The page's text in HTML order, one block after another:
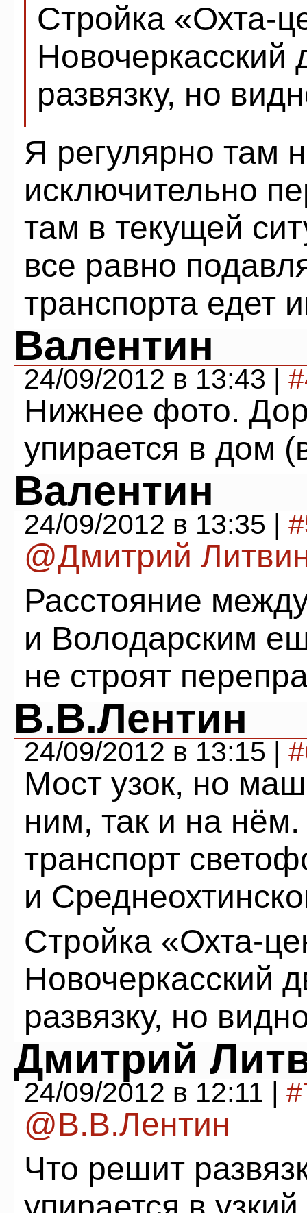
Стройка «Охта-
Новочеркасский
развязку, но
Я регулярно там
исключительно
там в текущей
все равно
транспорта едет
Валентин
24/09/2012 в 13:43 |
Нижнее фото.
упирается в дом
Валентин
24/09/2012 в 13:35 |
@Дмитрий
Расстояние
и Володарским
не строят
В.В.Лентин
24/09/2012 в 13:15 |
Мост узок, но
ним, так и на
транспорт
и
Стройка «Охта-
Новочеркасский
развязку, но
Дмитрий
24/09/2012 в 12:11 |
@В.В.Лентин
Что решит